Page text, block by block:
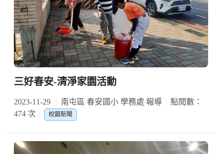
三好春安-清淨家園活動
2023-11-29 南屯區 春安國小 學務處 報導
點閱數：
474 次
校園新聞